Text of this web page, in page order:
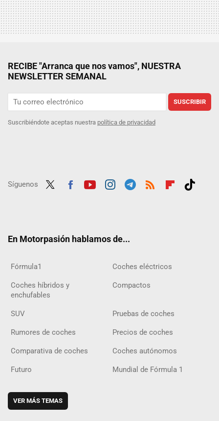
RECIBE "Arranca que nos vamos", NUESTRA
NEWSLETTER SEMANAL
SUSCRIBIR
Suscribiéndote aceptas nuestra política de privacidad
Síguenos
En Motorpasión hablamos de...
Fórmula1 Coches eléctricos
Coches híbridos y
enchufables
Compactos
SUV Pruebas de coches
Rumores de coches Precios de coches
Comparativa de coches Coches autónomos
Futuro Mundial de Fórmula 1
VER MÁS TEMAS